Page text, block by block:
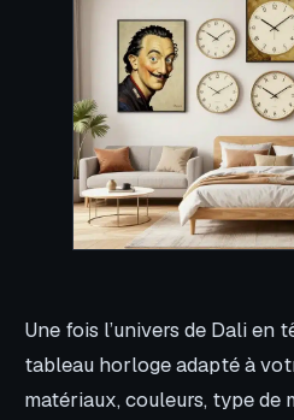
Une fois l’univers de Dali en
tableau horloge adapté à
matériaux, couleurs, type de